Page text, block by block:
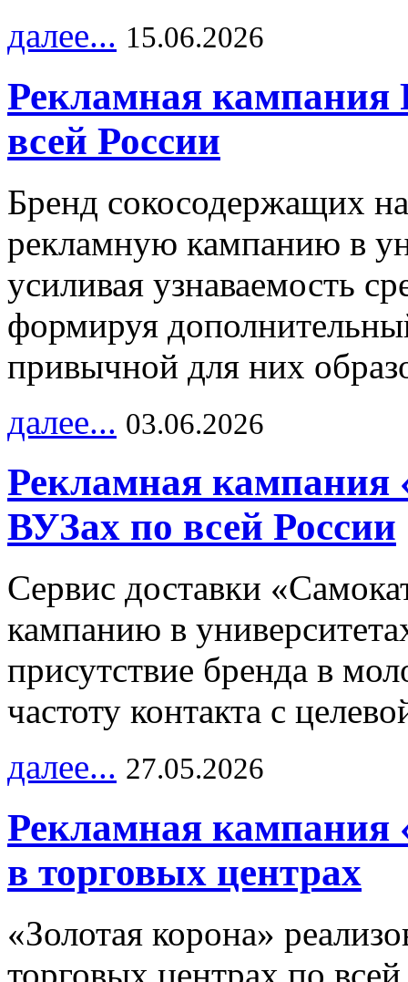
далее... 15.06.2026
Рекламная
всей России
Бренд сокосодержащих
рекламную кампанию в
усиливая узнаваемость
формируя
привычной для них
далее... 03.06.2026
Рекламная кампания
ВУЗах по всей России
Сервис доставки
кампанию в
присутствие бренда в
частоту контакта с
далее... 27.05.2026
Рекламная кампания
в торговых центрах
«Золотая корона»